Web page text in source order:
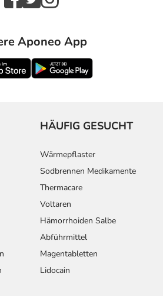
Aponeo App
HÄUFIG GESUCHT
Wärmepflaster
Sodbrennen Medikamente
Thermacare
Voltaren
Hämorrhoiden Salbe
Abführmittel
Magentabletten
Lidocain